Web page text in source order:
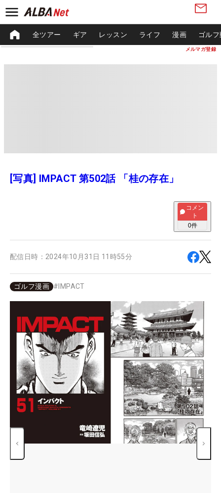
メルマガ登録
全ツアー ギア レッスン ライフ 漫画 ゴル
[写真] IMPACT 第502話 「桂の存在」
コメン
ト
0件
配信日時： 2024年10月31日 11時55分
ゴルフ漫画 # IMPACT